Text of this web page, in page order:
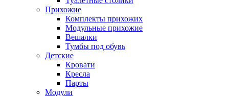
Прихожие
Комплекты прихожих
Модульные прихожие
Вешалки
Тумбы под обувь
Детские
Кровати
Кресла
Парты
Модули